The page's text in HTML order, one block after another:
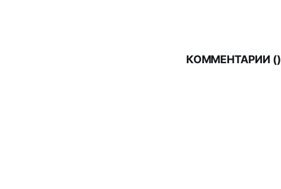
КОММЕНТАРИИ ()